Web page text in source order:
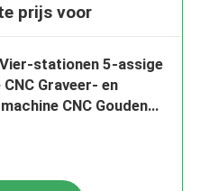
prijs voor
stationen 5-assige
Graveer- en
CNC Gouden